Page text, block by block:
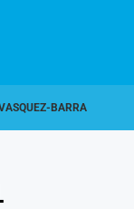
BARRA